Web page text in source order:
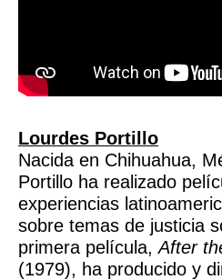
Lourdes Portillo
Nacida en Chihuahua,
Portillo ha realizado
experiencias
sobre temas de justicia
primera película,After
(1979), ha producido y